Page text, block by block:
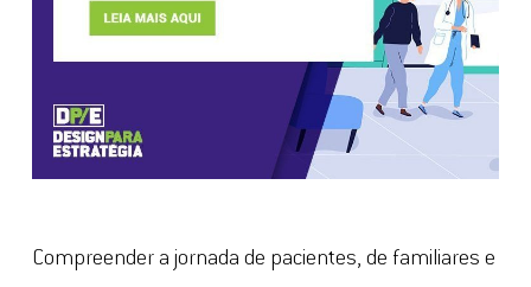
Compreender a jornada de pacientes, de familiares e